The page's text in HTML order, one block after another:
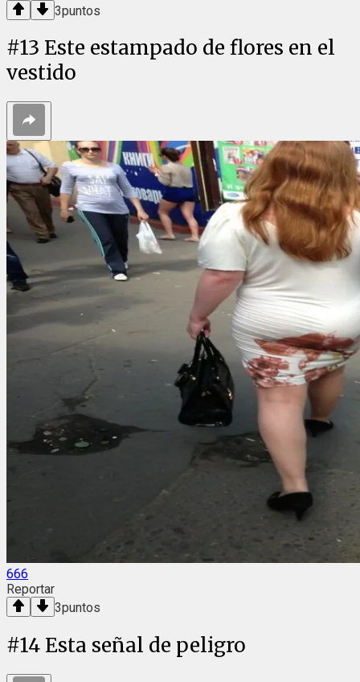
3puntos
#13 Este estampado de flores en el
vestido
666
Reportar
3puntos
#14 Esta señal de peligro